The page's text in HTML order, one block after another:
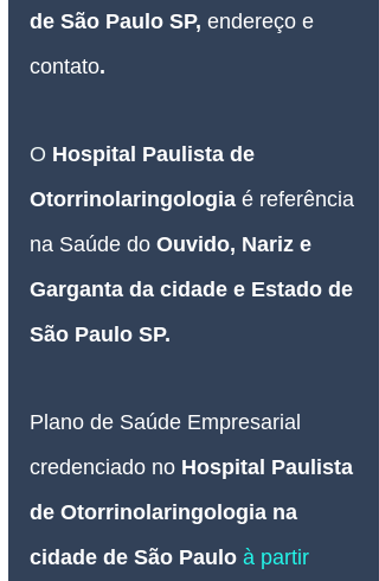
de São Paulo SP, endereço e
contato.
O Hospital Paulista de
Otorrinolaringologia é referência
na Saúde do Ouvido, Nariz e
Garganta da cidade e Estado de
São Paulo SP.
Plano de Saúde Empresarial
credenciado no Hospital Paulista
de Otorrinolaringologia na
cidade de São Paulo à partir